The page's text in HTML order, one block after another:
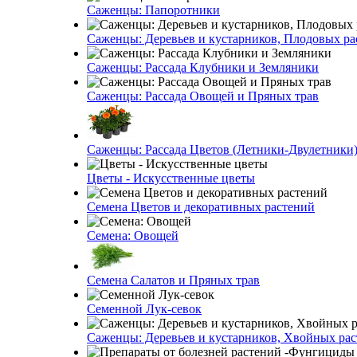
Саженцы: Папоротники
Саженцы: Деревьев и кустарников, Плодовых
Саженцы: Рассада Клубники и Земляники
Саженцы: Рассада Овощей и Пряных трав
Саженцы: Рассада Цветов (Летники-Двулетники)
Цветы - Искусственные цветы
Семена Цветов и декоративных растений
Семена: Овощей
Семена Салатов и Пряных трав
Семенной Лук-севок
Саженцы: Деревьев и кустарников, Хвойных